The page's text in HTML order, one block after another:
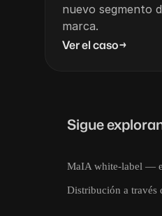
nuevo segmento
marca.
Ver el caso→
Sigue
MaIA white-label —
Distribución a través